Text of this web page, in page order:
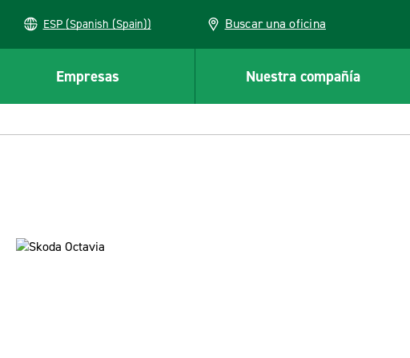
ESP (Spanish (Spain)) Buscar una oficina
Empresas Nuestra compañía